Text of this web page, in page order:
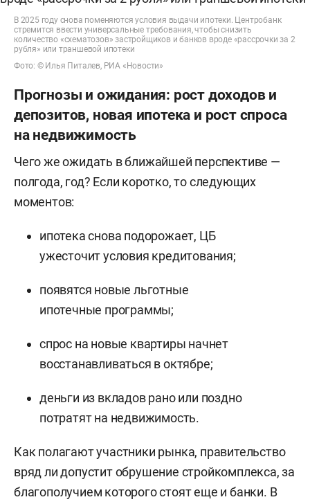
В 2025 году снова поменяются условия выдачи ипотеки. Центробанк
стремится ввести универсальные требования, чтобы снизить
количество «схематозов» застройщиков и банков вроде «рассрочки за 2
рубля» или траншевой ипотеки
Фото: © Илья Питалев, РИА «Новости»
Прогнозы и ожидания: рост доходов и
депозитов, новая ипотека и рост спроса
на недвижимость
Чего же ожидать в ближайшей перспективе —
полгода, год? Если коротко, то следующих
моментов:
ипотека снова подорожает, ЦБ
ужесточит условия кредитования;
появятся новые льготные
ипотечные программы;
спрос на новые квартиры начнет
восстанавливаться в октябре;
деньги из вкладов рано или поздно
потратят на недвижимость.
Как полагают участники рынка, правительство
вряд ли допустит обрушение стройкомплекса, за
благополучием которого стоят еще и банки. В